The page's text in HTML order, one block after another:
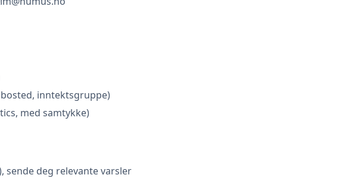
inntektsgruppe)
med samtykke)
sende deg relevante varsler